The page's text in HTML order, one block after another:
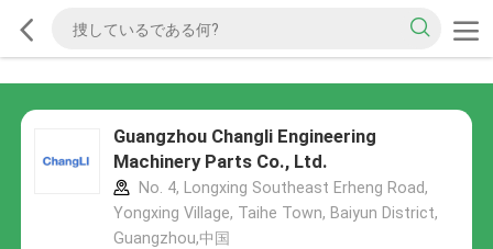
Guangzhou Changli Engineering
Machinery Parts Co., Ltd.
No. 4, Longxing Southeast Erheng Road,
Yongxing Village, Taihe Town, Baiyun District,
Guangzhou,中国